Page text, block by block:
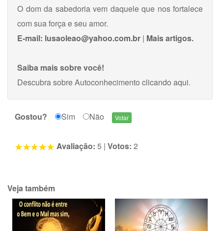
O dom da sabedoria vem daquele que nos fortalece
com sua força e seu amor.
E-mail: lusaoleao@yahoo.com.br | Mais artigos.
Saiba mais sobre você!
Descubra sobre Autoconhecimento clicando aqui.
Gostou? Sim Não
Avaliação: 5 | Votos: 2
Veja também